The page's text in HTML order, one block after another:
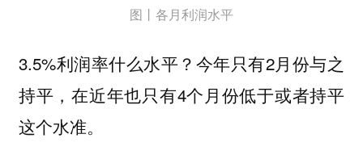
图丨各月利润水平
3.5%利润率什么水平？今年只有2月份与之
持平，在近年也只有4个月份低于或者持平
这个水准。